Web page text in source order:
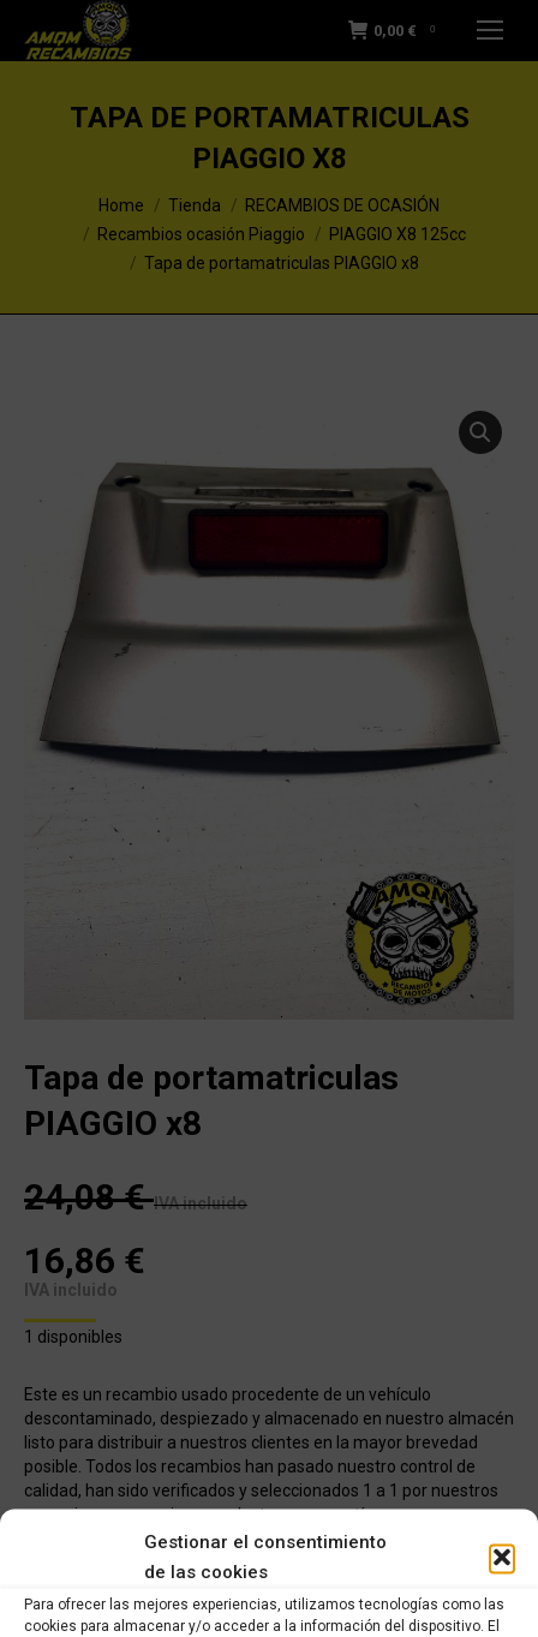
Gestionar el consentimiento
de las cookies
Para ofrecer las mejores experiencias, utilizamos tecnologías como las
cookies para almacenar y/o acceder a la información del dispositivo. El
0,00 € 0
TAPA DE PORTAMATRICULAS
PIAGGIO X8
You are here:Home Tienda
RECAMBIOS DE OCASIÓN
Recambios ocasión Piaggio
PIAGGIO X8 125cc
Tapa de portamatriculas PIAGGIO x8
Tapa de portamatriculas
PIAGGIO x8
24,08€ IVA incluido
16,86 €
IVA incluido
1 disponibles
Este es un recambio usado procedente de un vehículo
descontaminado, despiezado y almacenado en nuestro almacén
listo para distribuir a nuestros clientes en la mayor brevedad
posible. Todos los recambios han pasado nuestro control de
calidad, han sido verificados y seleccionados 1 a 1 por nuestros
operarios para servir un producto con garantía.
COMPRAR